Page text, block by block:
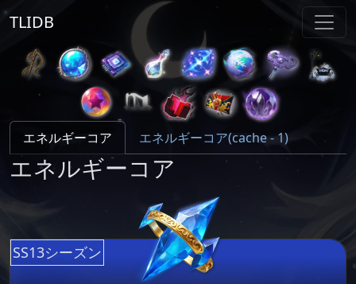
TLIDB
エネルギーコア エネルギーコア(cache - 1)
エネルギーコア
SS13シーズン